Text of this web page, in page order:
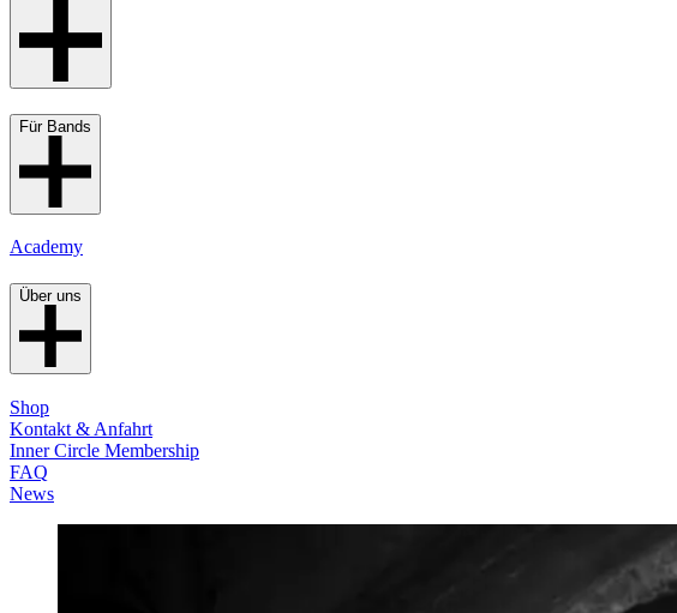
Für Bands
Academy
Über uns
Shop
Kontakt & Anfahrt
Inner Circle Membership
FAQ
News